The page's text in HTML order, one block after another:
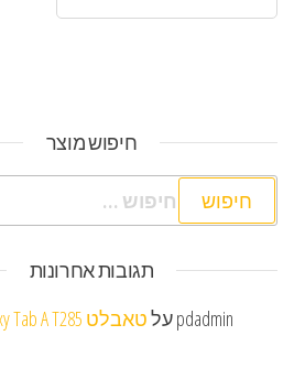
חיפוש מוצר
חיפוש:
תגובות אחרונות
pdadminעלטאבלט Samsung Galaxy Tab A T285